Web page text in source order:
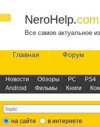
NeroHelp.com
Все самое актуальное
Главная Форум
Новости Обзоры PC PS4
Android
Фильмы Книги
на сайте в интернете